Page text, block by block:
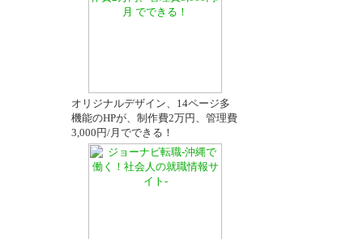
オリジナルデザイン、14ページ多
機能のHPが、制作費2万円、管理費
3,000円/月でできる！